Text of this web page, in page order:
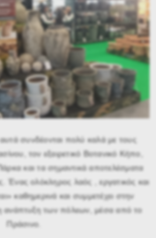
συνδέονται πολύ καλά με τους
τον εξαιρετικό Βοτανικό Κήπο,
και τα σημαντικά αποτελέσματα
Ένας ολόκληρος λαός , εργατικός και
καθημερινά και συμμετέχει στην
ανάπτυξη των πόλεων, μέσα από το
Πράσινο.